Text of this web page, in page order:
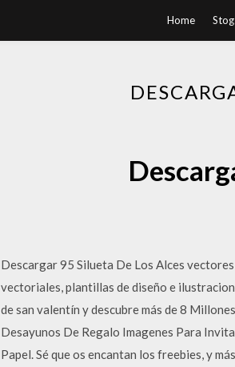
Home
Descargar 95 Silueta De Los Alces
vectoriales, plantillas de diseño e
de san valentín y descubre más de 8
Desayunos De Regalo Imagenes Para
Papel. Sé que os encantan los freebies, y